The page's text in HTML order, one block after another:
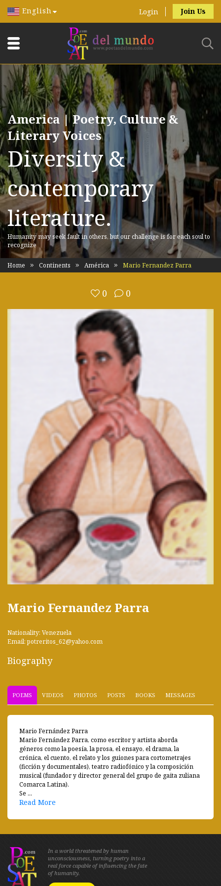
English Login Join Us
America | Poetry, Culture &
Literary Voices
Diversity &
contemporary
literature.
Humanity may seek fault in others, but our challenge is for each soul to
recognize
Home Continents América Mario Fernandez Parra
0 0
Mario Fernandez Parra
Nationality: Venezuela
Email: potreritos_62@yahoo.com
Biography
POEMS VIDEOS PHOTOS POSTS BOOKS MESSAGES
Mario Fernández Parra
Mario Fernández Parra, como escritor y artista aborda
géneros como la poesía, la prosa, el ensayo, el drama, la
crónica, el cuento, el relato y los guiones para cortometrajes
(ficción y documentales), teatro radiofónico y la composición
musical (fundador y director general del grupo de gaita zuliana
Comarca Latina).
Se ...
Read More
In a world threatened by human
unconsciousness, turning poetry into a
real force capable of influencing the fate
of humanity.